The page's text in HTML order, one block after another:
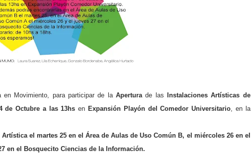
en Movimiento, para participar de la Aperturade las
Instalaciones Artísticas de
de Octubre a las 13hs en Expansión Playón del Comedor Universitario, en la
Artística el martes 25 enel Área de Aulas de Uso Común B, el miércoles 26 en el
en el Bosquecito Ciencias de la Información.